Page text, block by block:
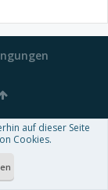
xenDach
auf dieser Seite
Cookies.